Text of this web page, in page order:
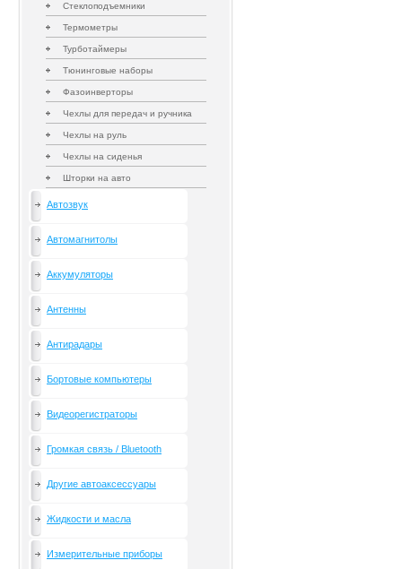
Стеклоподъемники
Термометры
Турботаймеры
Тюнинговые наборы
Фазоинверторы
Чехлы для передач и ручника
Чехлы на руль
Чехлы на сиденья
Шторки на авто
Автозвук
Автомагнитолы
Аккумуляторы
Антенны
Антирадары
Бортовые компьютеры
Видеорегистраторы
Громкая связь / Bluetooth
Другие автоаксессуары
Жидкости и масла
Измерительные приборы